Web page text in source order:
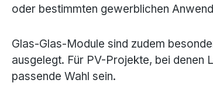
oder bestimmten gewerblichen
Glas-Glas-Module sind zudem
ausgelegt. Für PV-Projekte, bei denen
passende Wahl sein.